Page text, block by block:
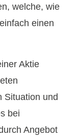
welche, wie
einen
Aktie
Situation und
bei
Angebot